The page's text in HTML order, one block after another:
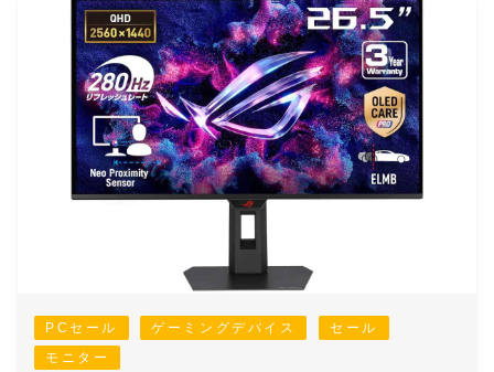
PCセール ゲーミングデバイス
セール
モニター